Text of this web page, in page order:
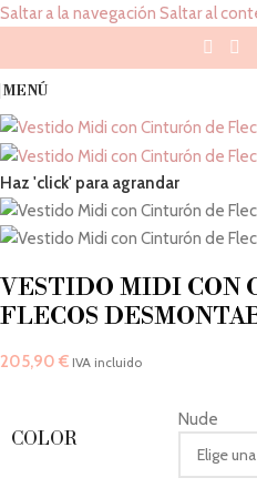
Saltar a la navegación Saltar al
MENÚ
Haz 'click' para agrandar
VESTIDO MIDI CON
FLECOS
205,90 € IVA incluido
COLOR
Nude